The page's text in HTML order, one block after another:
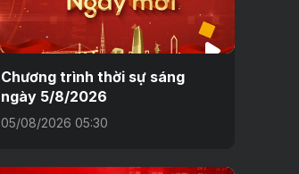
Chương trình thời sự sáng
ngày 5/8/2026
05/08/2026 05:30